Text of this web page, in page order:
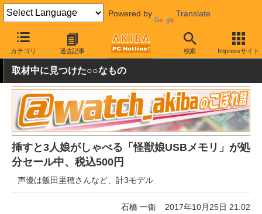
Powered by Translate
カテゴリ 過去記事 検索 Impressサイト
AKIBA PC Hotline! 秋葉原情報 価格情報 特価情報
取材中に見つけた○○なもの
挿すと3人娘がしゃべる「怪獣娘USBメモリ」が処
分セール中、税込500円
声優は飯田里穂さんなど、計3モデル
石橋 一衛 2017年10月25日 21:02